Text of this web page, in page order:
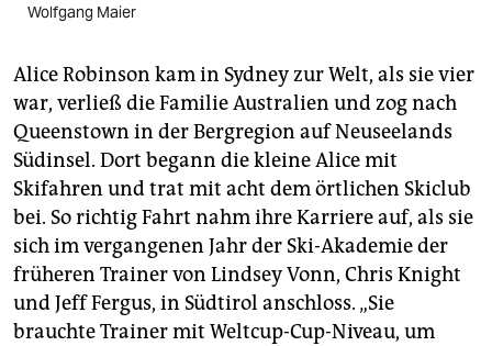
Wolfgang Maier
Alice Robinson kam in Sydney zur Welt, als sie vier
war, verließ die Familie Australien und zog nach
Queenstown in der Bergregion auf Neuseelands
Südinsel. Dort begann die kleine Alice mit
Skifahren und trat mit acht dem örtlichen Skiclub
bei. So richtig Fahrt nahm ihre Karriere auf, als sie
sich im vergangenen Jahr der Ski-Akademie der
früheren Trainer von Lindsey Vonn, Chris Knight
und Jeff Fergus, in Südtirol anschloss. „Sie
brauchte Trainer mit Weltcup-Cup-Niveau, um